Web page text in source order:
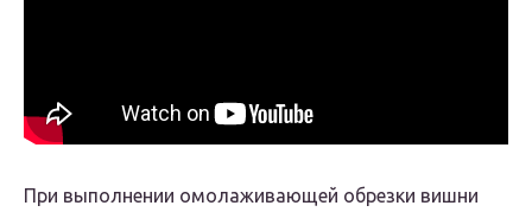
При выполнении омолаживающей обрезки вишни